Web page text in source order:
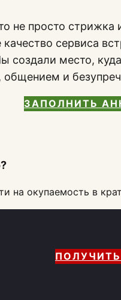
не просто стрижка
качество сервиса
создали место,
общением и
ЗАПОЛНИТЬ
на окупаемость в